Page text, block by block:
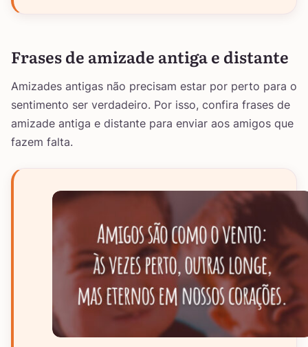
Frases de amizade antiga e distante
Amizades antigas não precisam estar por perto para o
sentimento ser verdadeiro. Por isso, confira frases de
amizade antiga e distante para enviar aos amigos que
fazem falta.